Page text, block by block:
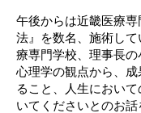
午後からは近畿医療
法』を数名、施術し
療専門学校、理事長の
心理学の観点から、
ること、人生におい
いてくださいとのお話